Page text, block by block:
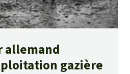
allemand
gazière